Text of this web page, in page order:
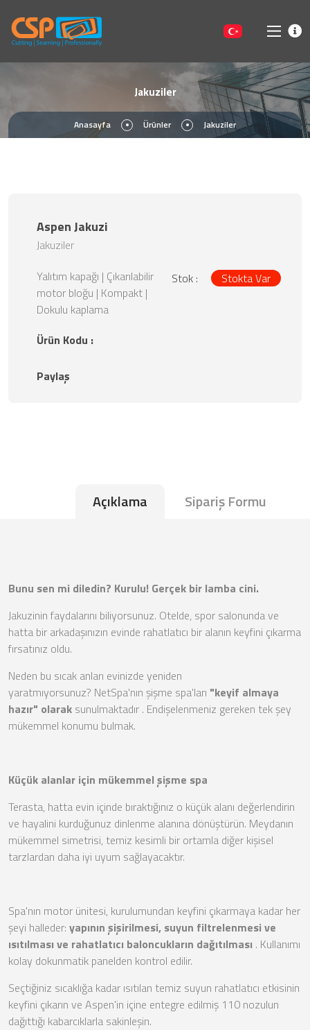
Jakuziler
Anasayfa Ürünler Jakuziler
Aspen Jakuzi
Jakuziler
Stok :
Stokta Var
Yalıtım kapağı | Çıkarılabilir
motor bloğu | Kompakt |
Dokulu kaplama
Ürün Kodu :
Paylaş
Açıklama Sipariş Formu
Bunu sen mi diledin? Kurulu! Gerçek bir lamba cini.
Jakuzinin faydalarını biliyorsunuz. Otelde, spor salonunda ve
hatta bir arkadaşınızın evinde rahatlatıcı bir alanın keyfini çıkarma
fırsatınız oldu.
Neden bu sıcak anları evinizde yeniden
yaratmıyorsunuz? NetSpa'nın şişme spa'ları "keyif almaya
hazır" olarak sunulmaktadır . Endişelenmeniz gereken tek şey
mükemmel konumu bulmak.
Küçük alanlar için mükemmel şişme spa
Terasta, hatta evin içinde bıraktığınız o küçük alanı değerlendirin
ve hayalini kurduğunuz dinlenme alanına dönüştürün. Meydanın
mükemmel simetrisi, temiz kesimli bir ortamla diğer kişisel
tarzlardan daha iyi uyum sağlayacaktır.
Spa'nın motor ünitesi, kurulumundan keyfini çıkarmaya kadar her
şeyi halleder: yapının şişirilmesi, suyun filtrelenmesi ve
ısıtılması ve rahatlatıcı baloncukların dağıtılması . Kullanımı
kolay dokunmatik panelden kontrol edilir.
Seçtiğiniz sıcaklığa kadar ısıtılan temiz suyun rahatlatıcı etkisinin
keyfini çıkarın ve Aspen'in içine entegre edilmiş 110 nozulun
dağıttığı kabarcıklarla sakinleşin.